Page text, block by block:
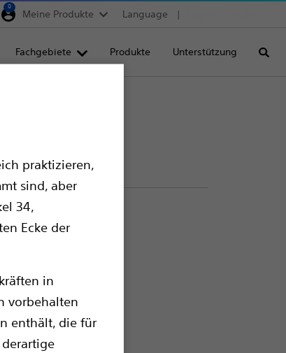
praktizieren,
sind, aber
34,
Ecke der
in
vorbehalten
enthält, die für
0
Meine Produkte Language
Fachgebiete Produkte Unterstützung